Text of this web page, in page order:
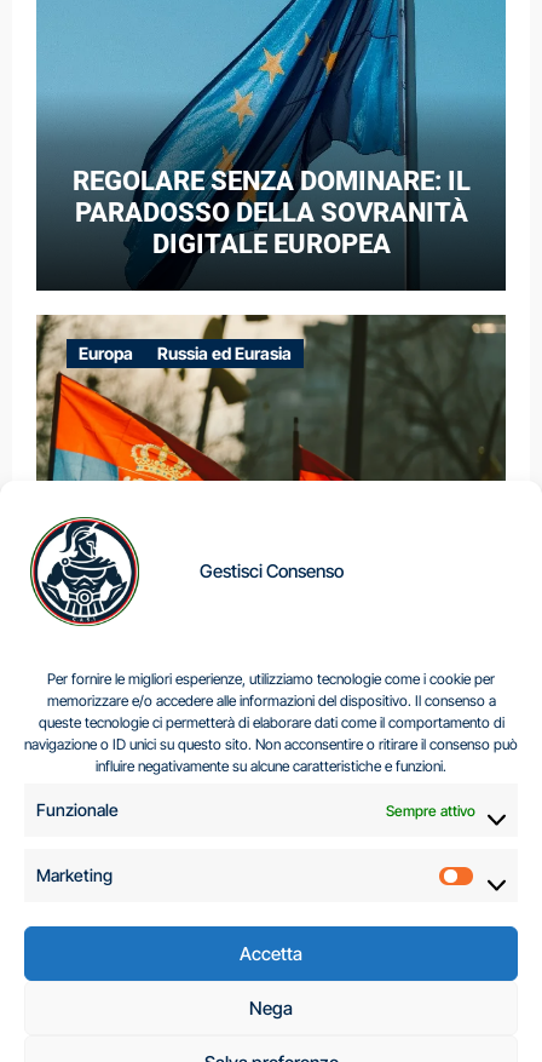
Gestisci Consenso
Per fornire le migliori esperienze, utilizziamo tecnologie come i cookie per
memorizzare e/o accedere alle informazioni del dispositivo. Il consenso a
queste tecnologie ci permetterà di elaborare dati come il comportamento di
navigazione o ID unici su questo sito. Non acconsentire o ritirare il consenso può
influire negativamente su alcune caratteristiche e funzioni.
Funzionale Sempre attivo
Marketing
Accetta
Nega
REGOLARE SENZA DOMINARE: IL
PARADOSSO DELLA SOVRANITÀ
DIGITALE EUROPEA
Europa Russia ed Eurasia
Centro Analisi e Studi Italus © Tutti i diritti riservati
C.A.S.I. – Centro
Analisi e Studi Italus